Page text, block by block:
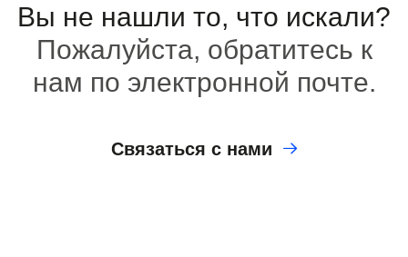
Вы не нашли то, что искали?
Пожалуйста, обратитесь к
нам по электронной почте.
Связаться с нами